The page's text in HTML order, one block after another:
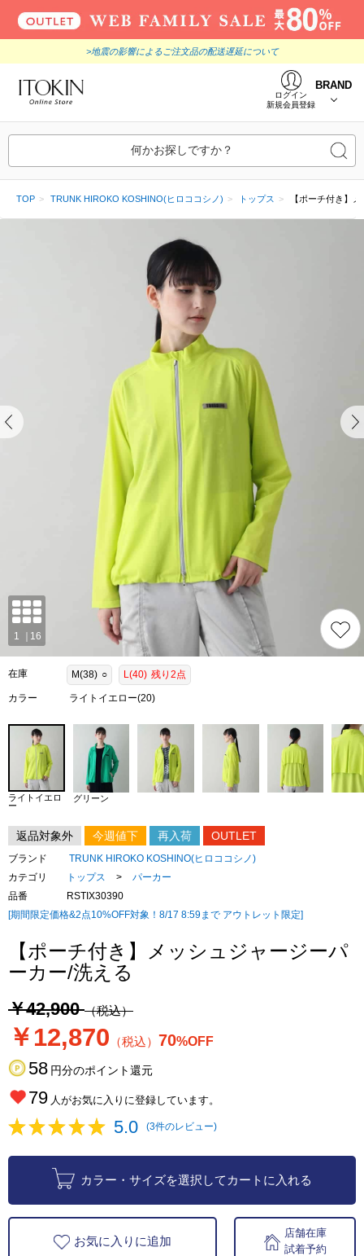
>地震の影響によるご注文品の配送遅延について
ログイン
新規会員登録
BRAND
何かお探しですか？
TOP TRUNK HIROKO KOSHINO(ヒロココシノ) トップス 【ポーチ付き】
在庫 M(38) ○ L(40) 残り2点
カラー ライトイエロー(20)
ライトイエロ
ー
グリーン
返品対象外 今週値下 再入荷 OUTLET
ブランド
TRUNK HIROKO KOSHINO(ヒロココシノ)
カテゴリ
トップス >
パーカー
品番
RSTIX30390
[期間限定価格&2点10%OFF対象！8/17 8:59まで アウトレット限定]
【ポーチ付き】メッシュジャージーパ
ーカー/洗える
￥42,900（税込）
￥12,870 （税込） 70%OFF
58 円分のポイント還元
79 人がお気に入りに登録しています。
5.0 (3件のレビュー)
カラー・サイズを選択してカートに入れる
お気に入りに追加
店舗在庫
試着予約